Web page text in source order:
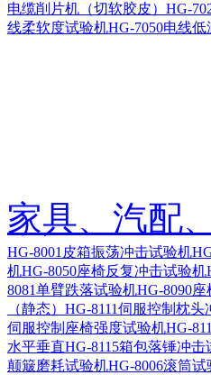
电缆削片机（切软胶皮） HG-
线柔软度试验机HG-7050电线
家具、汽配
HG-8001皮箱振荡冲击试验机
机HG-8050座椅反复冲击试验机
8081单臂跌落试验机HG-8090
（静态） HG-8111伺服控制枕头
伺服控制座椅强度试验机HG-
水平垂直HG-8115箱包落锤冲击
颠簸磨耗试验机HG-8006滚筒试